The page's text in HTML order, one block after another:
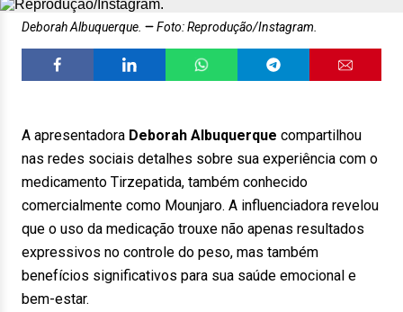
Deborah Albuquerque. Foto: Reprodução/Instagram.
A apresentadora Deborah Albuquerque compartilhou
nas redes sociais detalhes sobre sua experiência com o
medicamento Tirzepatida, também conhecido
comercialmente como Mounjaro. A influenciadora revelou
que o uso da medicação trouxe não apenas resultados
expressivos no controle do peso, mas também
benefícios significativos para sua saúde emocional e
bem-estar.